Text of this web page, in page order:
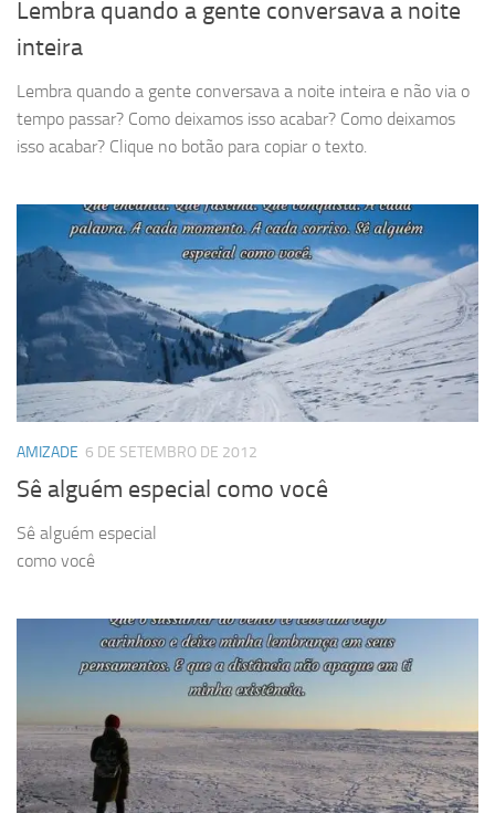
Lembra quando a gente conversava a noite
inteira
Lembra quando a gente conversava a noite inteira e não via o
tempo passar? Como deixamos isso acabar? Como deixamos
isso acabar? Clique no botão para copiar o texto.
AMIZADE 6 DE SETEMBRO DE 2012
Sê alguém especial como você
Sê alguém especial
como você